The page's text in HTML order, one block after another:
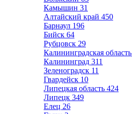
Камышин 31
Алтайский край 450
Барнаул 196
Бийск 64
Рубцовск 29
Калининградская область
Калининград 311
Зеленоградск 11
Гвардейск 10
Липецкая область 424
Липецк 349
Елец 26